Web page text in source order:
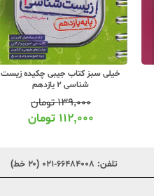
خیلی سبز کتاب جیبی چکیده زیست
شناسی 2 یازدهم
۱۳۹,۰۰۰تومان
۱۱۲,۰۰۰ تومان
تلفن: ۶۶۴۸۴۰۰۸-۰۲۱ (۲۰ خط)